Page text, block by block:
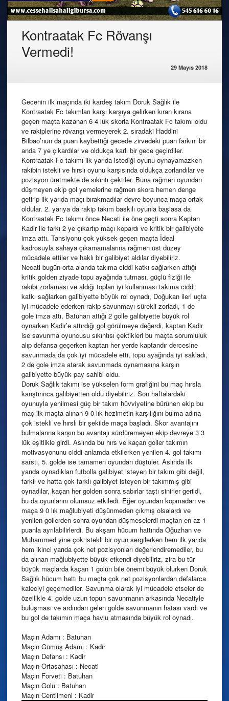
Kontraatak Fc Rövanşı
Vermedi!
29 Mayıs 2018
Gecenin ilk maçında iki kardeş takım Doruk Sağlık ile
Kontraatak Fc takımları karşı karşıya gelirken kıran kırana
geçen maçta kazanan 6 4 lük skorla Kontraatak Fc takımı oldu
ve rakiplerine rövanşı vermeyerek 2. sıradaki Haddini
Bilbao’nun da puan kaybettiği gecede zirvedeki puan farkını bir
anda 7 ye çıkardılar ve oldukça karlı bir gece geçirdiler.
Kontraatak Fc takımı ilk yarıda istediği oyunu oynayamazken
rakibin istekli ve hırslı oyunu karşısında oldukça zorlandılar ve
pozisyon üretmekte de sıkıntı çektiler. Buna rağmen oyundan
düşmeyen ekip gol yemelerine rağmen skora hemen denge
getirip ilk yarıda maçı bırakmadılar devre boyunca maça ortak
oldular. 2. yarıya da rakip takım baskılı oyunla başlasa da
Kontraatak Fc takımı önce Necati ile öne geçti sonra Kaptan
Kadir ile farkı 2 ye çıkartıp maçı kopardı ve kritik bir galibiyete
imza attı. Tansiyonu çok yüksek geçen maçta İdeal
kadrosuyla sahaya çıkamamalarına rağmen üst düzey
mücadele ettiler ve haklı bir galibiyet aldılar diyebiliriz.
Necati bugün orta alanda takıma ciddi katkı sağlarken attığı
kritik golden ziyade topu ayağında tutması, güçlü fiziği ile
rakibi zorlaması ve aldığı topları iyi kullanması takıma ciddi
katkı sağlarken galibiyette büyük rol oynadı, Doğukan ileri uçta
iyi mücadele ederken rakip savunmayı sürekli zorladı, 1 de
gole imza attı, Batuhan attığı 2 golle galibiyette büyük rol
oynarken Kadir’e attırdığı gol görülmeye değerdi, kaptan Kadir
ise savunma oyuncusu sıkıntısı çektikleri bu maçta sorumluluk
alıp defansa geçerken kaptan her yerde kaptandır dercesine
savunmada da çok iyi mücadele etti, topu ayağında iyi sakladı,
2 de gole imza atarak savunmada oynamasına karşın
galibiyette büyük pay sahibi oldu.
Doruk Sağlık takımı ise yükselen form grafiğini bu maç hırsla
karıştırınca galibiyetten oldu diyebiliriz. Son haftalardaki
oyunuyla yenilmesi güç bir takım hüvviyetine bürünen ekip bu
maç ilk maçta alınan 9 0 lık hezimetin karşılığını bulma adına
çok istekli ve hırslı bir şekilde maça başladı. Skor avantajını
bulmalarına karşın bu avantajı sürdüremeyen ekip devreye 3 3
lük eşitlikle girdi. Aslında bu hırs ve kaçan goller takımın
motivasyonunu ciddi anlamda etkilerken yenilen 4. gol takımı
sarstı, 5. golde ise tamamen oyundan düştüler. Aslında ilk
yarıda oynadıkları futbolla galibiyet isteyen bir takım gibi değil,
farklı ve hatta çok farklı galibiyet isteyen bir takımmış gibi
oynadılar, kaçan her golden sonra sabırlar taştı sinirler gerildi,
bu da oyunlarını olumsuz etkiledi. Eğer oyundan kopmadan ve
maça 9 0 lık mağlubiyeti düşünmeden çıkmış olsalardı ve
yenilen gollerden sonra oyundan düşmeselerdi maçtan en az 1
puanla ayrılabilirlerdi. Bu akşam hücum hattında Oğuzhan ve
Muhammed yine çok istekli bir oyun sergilerken hem ilk yarıda
hem ikinci yarıda çok net pozisyonları değerlendiremediler, bu
da alınan mağlubiyette büyük etkendi diyebiliriz, zira bu tür
büyük maçlarda kaçan 1 golün bile önemi büyük olurken Doruk
Sağlık hücum hattı bu maçta çok net pozisyonlardan defalarca
kaleciyi geçemediler. Savunma olarak iyi mücadele etseler de
özellikle 4. golde uzun topun savunmanın arkasında Necatiyle
buluşması ve ardından gelen golde savunmanın hatası vardı ve
bu gol de takımın maça havlu atmasında büyük rol oynadı.
Maçın Adamı : Batuhan
Maçın Gümüş Adamı : Kadir
Maçın Defansı : Kadir
Maçın Ortasahası : Necati
Maçın Forveti : Batuhan
Maçın Golü : Batuhan
Maçın Centilmeni : Kadir